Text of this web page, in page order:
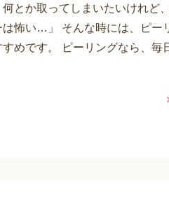
何とか取ってしまいたいけれど
は怖い…」 そんな時には、ピー
めです。 ピーリングなら、毎